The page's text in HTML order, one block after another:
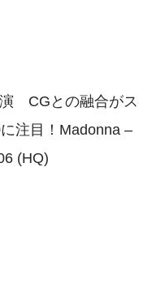
CGとの融合がス
注目！Madonna –
(HQ)